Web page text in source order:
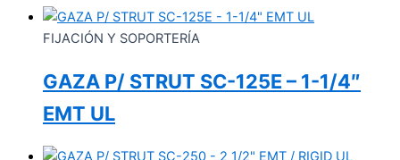
FIJACIÓN Y SOPORTERÍA
GAZA P/ STRUT SC-125E – 1-1/4″
EMT UL